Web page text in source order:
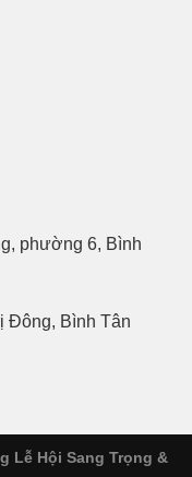
phường 6, Bình
Đông, Bình Tân
Lễ Hội Sang Trọng &